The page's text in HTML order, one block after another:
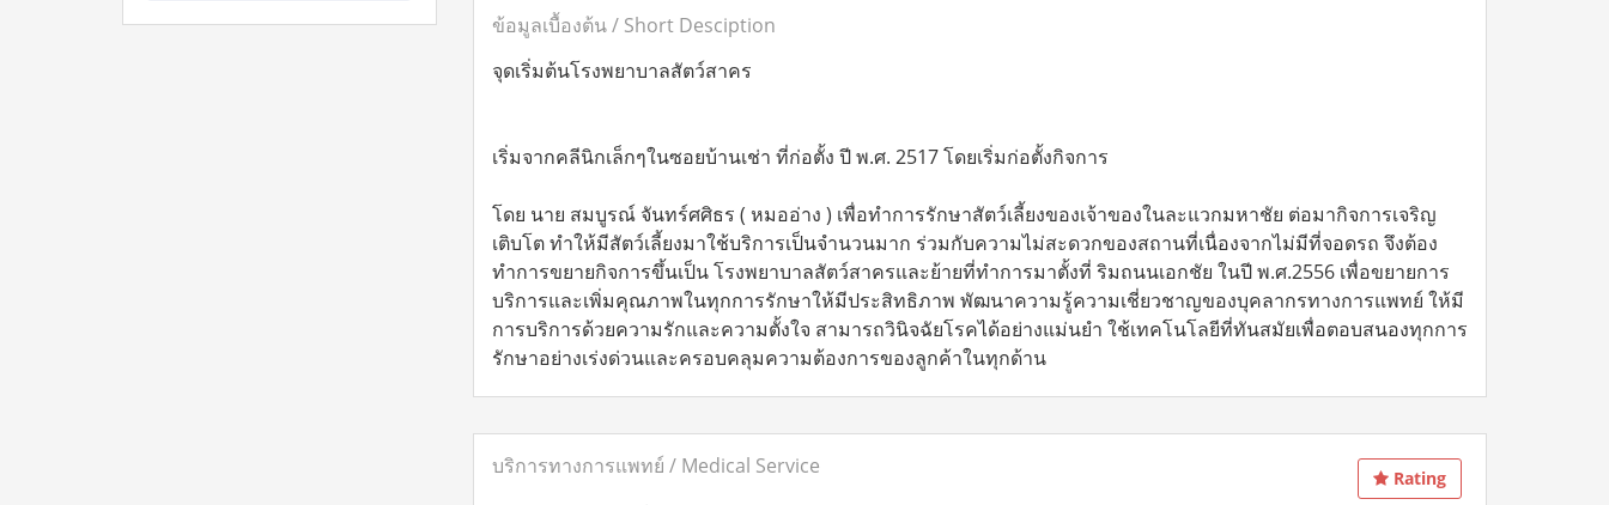
ข้อมูลเบื้องต้น / Short Desciption
จุดเริ่มต้นโรงพยาบาลสัตว์สาคร
เริ่มจากคลีนิกเล็กๆในซอยบ้านเช่า ที่ก่อตั้ง ปี พ.ศ. 2517 โดยเริ่มก่อตั้งกิจการ
โดย นาย สมบูรณ์ จันทร์ศศิธร ( หมออ่าง ) เพื่อทำการรักษาสัตว์เลี้ยงของเจ้าของในละแวกมหาชัย ต่อมากิจการเจริญ
เติบโต ทำให้มีสัตว์เลี้ยงมาใช้บริการเป็นจำนวนมาก ร่วมกับความไม่สะดวกของสถานที่เนื่องจากไม่มีที่จอดรถ จึงต้อง
ทำการขยายกิจการขึ้นเป็น โรงพยาบาลสัตว์สาครและย้ายที่ทำการมาตั้งที่ ริมถนนเอกชัย ในปี พ.ศ.2556 เพื่อขยายการ
บริการและเพิ่มคุณภาพในทุกการรักษาให้มีประสิทธิภาพ พัฒนาความรู้ความเชี่ยวชาญของบุคลากรทางการแพทย์ ให้มี
การบริการด้วยความรักและความตั้งใจ สามารถวินิจฉัยโรคได้อย่างแม่นยำ ใช้เทคโนโลยีที่ทันสมัยเพื่อตอบสนองทุกการ
รักษาอย่างเร่งด่วนและครอบคลุมความต้องการของลูกค้าในทุกด้าน
Rating
บริการทางการแพทย์ / Medical Service